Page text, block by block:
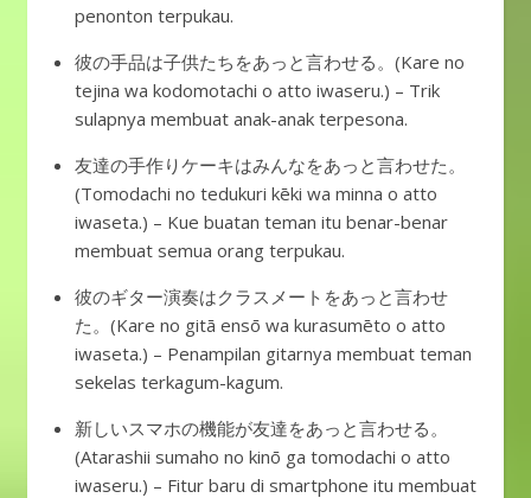
penonton terpukau.
彼の手品は子供たちをあっと言わせる。(Kare no
tejina wa kodomotachi o atto iwaseru.) – Trik
sulapnya membuat anak-anak terpesona.
友達の手作りケーキはみんなをあっと言わせた。
(Tomodachi no tedukuri kēki wa minna o atto
iwaseta.) – Kue buatan teman itu benar-benar
membuat semua orang terpukau.
彼のギター演奏はクラスメートをあっと言わせ
た。(Kare no gitā ensō wa kurasumēto o atto
iwaseta.) – Penampilan gitarnya membuat teman
sekelas terkagum-kagum.
新しいスマホの機能が友達をあっと言わせる。
(Atarashii sumaho no kinō ga tomodachi o atto
iwaseru.) – Fitur baru di smartphone itu membuat